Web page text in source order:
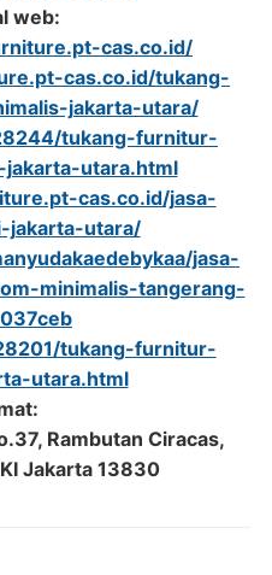
web:
cas.co.id/
cas.co.id/tukang-
jakarta-utara/
tukang-furnitur-
utara.html
cas.co.id/jasa-
jakarta-utara/
jasa-
minimalis-tangerang-
tukang-furnitur-
utara.html
Rambutan Ciracas,
Jakarta 13830